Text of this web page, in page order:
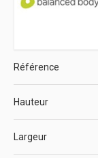
Référence
Hauteur
Largeur